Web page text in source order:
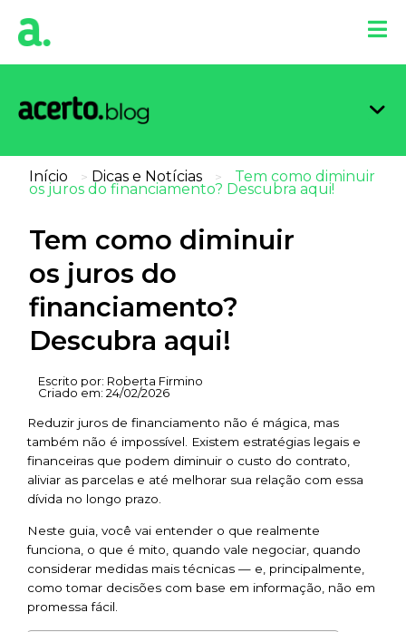
Início > Dicas e Notícias > Tem como diminuir
os juros do financiamento? Descubra aqui!
Tem como diminuir
os juros do
financiamento?
Descubra aqui!
Escrito por: Roberta Firmino
Criado em: 24/02/2026
Reduzir juros de financiamento não é mágica, mas
também não é impossível. Existem estratégias legais e
financeiras que podem diminuir o custo do contrato,
aliviar as parcelas e até melhorar sua relação com essa
dívida no longo prazo.
Neste guia, você vai entender o que realmente
funciona, o que é mito, quando vale negociar, quando
considerar medidas mais técnicas — e, principalmente,
como tomar decisões com base em informação, não em
promessa fácil.